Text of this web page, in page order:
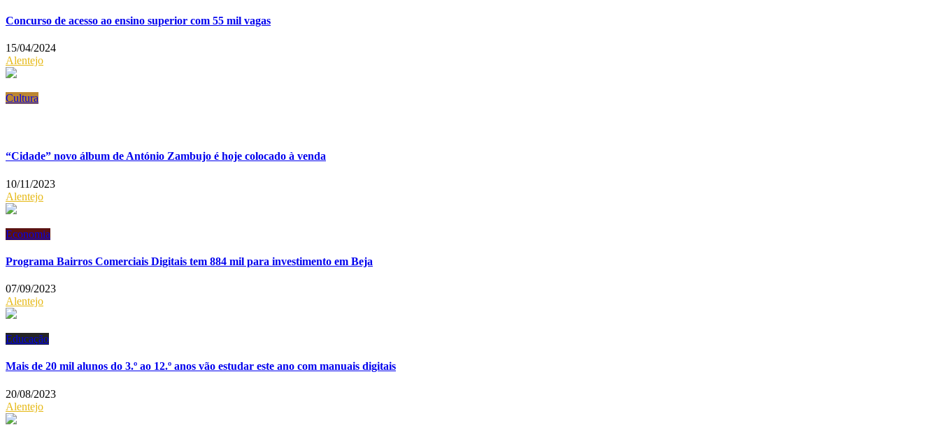
Concurso de acesso ao ensino superior com 55 mil vagas
15/04/2024
Alentejo
Cultura
“Cidade” novo álbum de António Zambujo é hoje colocado à venda
10/11/2023
Alentejo
Economia
Programa Bairros Comerciais Digitais tem 884 mil para investimento em Beja
07/09/2023
Alentejo
Educação
Mais de 20 mil alunos do 3.º ao 12.º anos vão estudar este ano com manuais digitais
20/08/2023
Alentejo